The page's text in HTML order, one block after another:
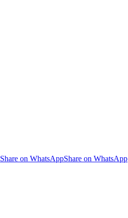
Share on WhatsAppShare on WhatsApp